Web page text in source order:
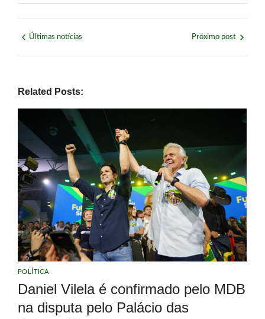
Últimas notícias Próximo post
Related Posts:
POLÍTICA
Daniel Vilela é confirmado pelo MDB
na disputa pelo Palácio das